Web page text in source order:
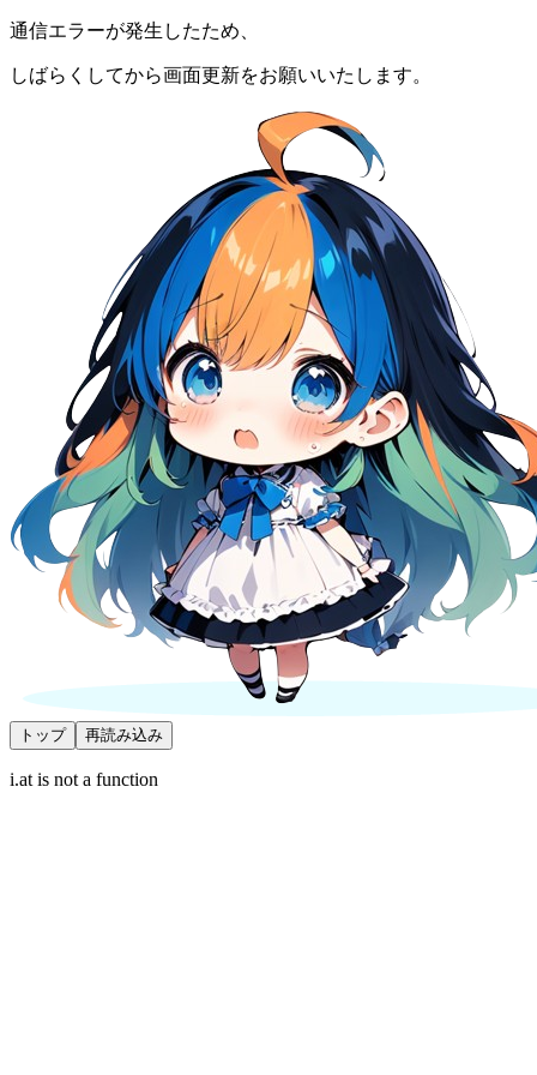
通信エラーが発生したため、
しばらくしてから画面更新をお願いいたします。
トップ 再読み込み
i.at is not a function